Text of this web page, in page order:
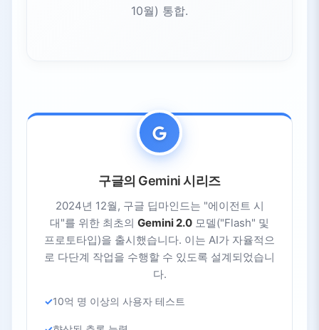
10월) 통합.
구글의 Gemini 시리즈
2024년 12월, 구글 딥마인드는 "에이전트 시
대"를 위한 최초의 Gemini 2.0 모델("Flash" 및
프로토타입)을 출시했습니다. 이는 AI가 자율적으
로 다단계 작업을 수행할 수 있도록 설계되었습니
다.
10억 명 이상의 사용자 테스트